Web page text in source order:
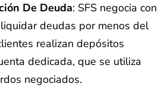
De Deuda: SFS negocia con
deudas por menos del
realizan depósitos
dedicada, que se utiliza
negociados.